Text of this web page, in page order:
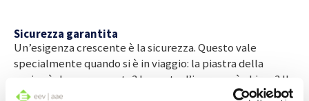
Sicurezza garantita
Un’esigenza crescente è la sicurezza. Questo vale
specialmente quando si è in viaggio: la piastra della
cucina è davvero spenta? La porta d’ingresso è chiusa? Il
lucernario è sbarrato? Per averne conferma basta